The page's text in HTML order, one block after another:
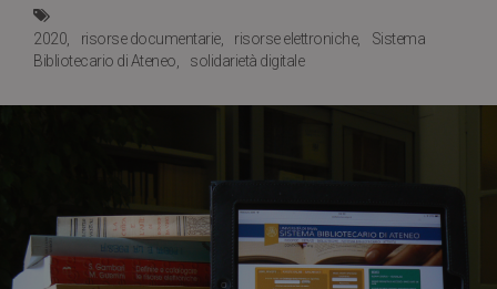
2020 risorse documentarie risorse elettroniche
Sistema
Bibliotecario di Ateneo
solidarietà digitale